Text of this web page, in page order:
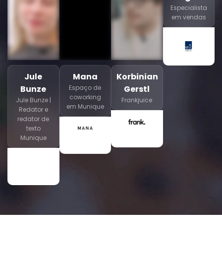
Jule
Bunze
Jule Bunze |
Redator e
redator de
texto
Munique
Mana
Espaço de
coworking
em Munique
Korbinian
Gerstl
Frankjuice
Especialista
em vendas